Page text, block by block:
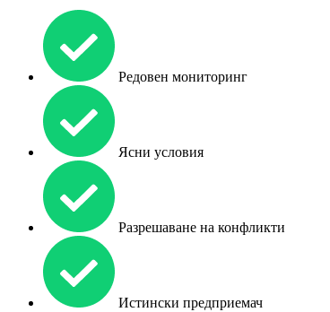
Редовен мониторинг
Ясни условия
Разрешаване на конфликти
Истински предприемач